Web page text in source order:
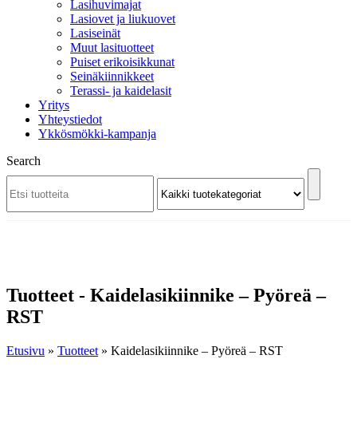
Lasihuvimajat
Lasiovet ja liukuovet
Lasiseinät
Muut lasituotteet
Puiset erikoisikkunat
Seinäkiinnikkeet
Terassi- ja kaidelasit
Yritys
Yhteystiedot
Ykkösmökki-kampanja
Search
Tuotteet - Kaidelasikiinnike – Pyöreä –
RST
Etusivu » Tuotteet » Kaidelasikiinnike – Pyöreä – RST